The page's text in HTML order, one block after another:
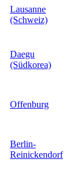
Lausanne
(Schweiz)
Daegu
(Südkorea)
Offenburg
Berlin-
Reinickendorf